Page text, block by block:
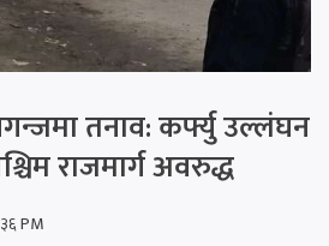
तनाव: कर्फ्यु उल्लंघन
राजमार्ग अवरुद्ध
PM